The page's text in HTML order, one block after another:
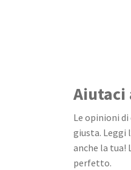
Aiutaci
Le opinioni
giusta. Leggi
anche la tua!
perfetto.